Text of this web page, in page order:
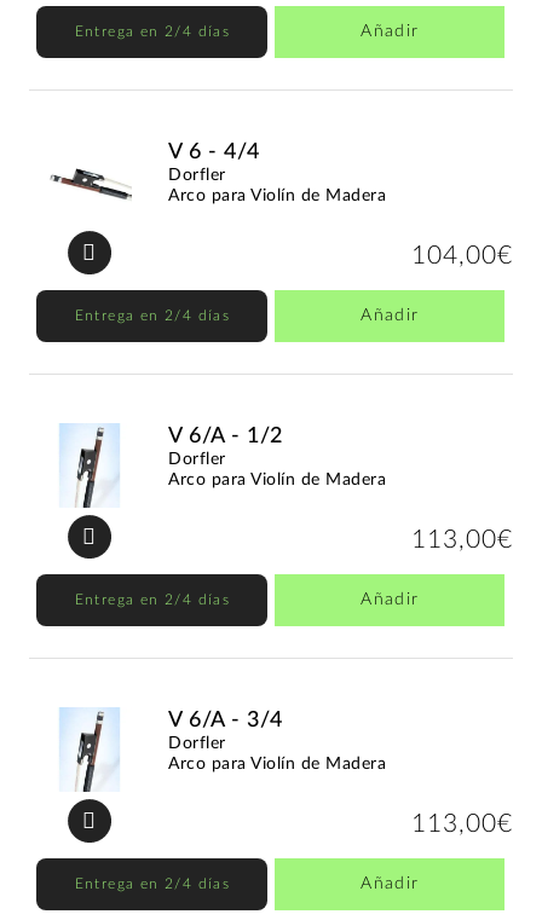
Entrega en 2/4 días Añadir
V 6 - 4/4
Dorfler
Arco para Violín de Madera
104,00€
Entrega en 2/4 días Añadir
V 6/A - 1/2
Dorfler
Arco para Violín de Madera
113,00€
Entrega en 2/4 días Añadir
V 6/A - 3/4
Dorfler
Arco para Violín de Madera
113,00€
Entrega en 2/4 días Añadir